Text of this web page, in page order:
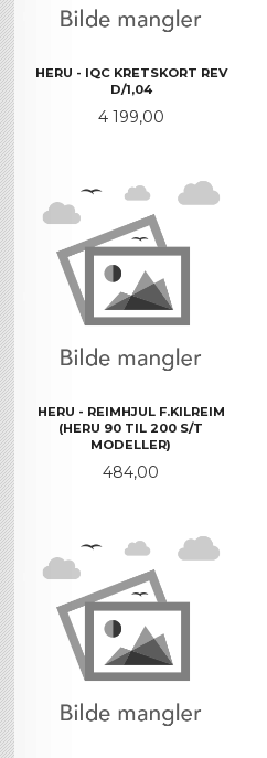
HERU - IQC KRETSKORT REV
D/1,04
Pris
4 199,00
HERU - REIMHJUL F.KILREIM
(HERU 90 TIL 200 S/T
MODELLER)
Pris
484,00